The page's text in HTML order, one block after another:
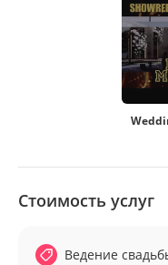
Стоимость услуг
Ведение